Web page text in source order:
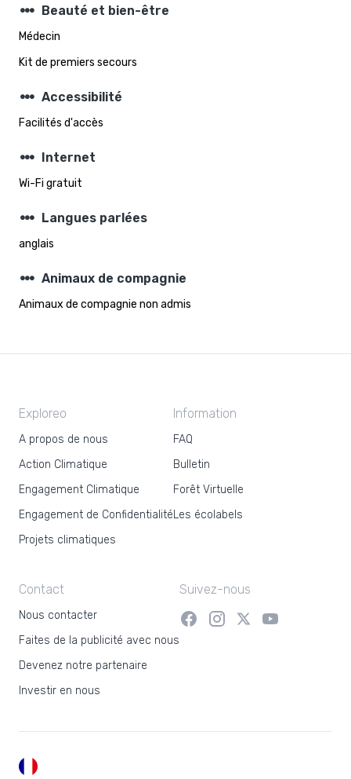
steppers Beauté et bien-être
Médecin
Kit de premiers secours
steppers Accessibilité
Facilités d'accès
steppers Internet
Wi-Fi gratuit
steppers Langues parlées
anglais
steppers Animaux de compagnie
Animaux de compagnie non admis
Exploreo
A propos de nous
Action Climatique
Engagement Climatique
Engagement de Confidentialité
Projets climatiques
Information
FAQ
Bulletin
Forêt Virtuelle
Les écolabels
Contact
Nous contacter
Faites de la publicité avec nous
Devenez notre partenaire
Investir en nous
Suivez-nous